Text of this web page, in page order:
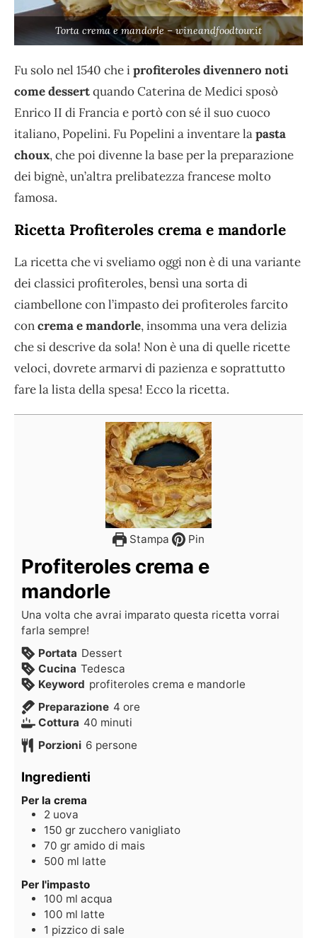
Torta crema e mandorle – wineandfoodtour.it
Fu solo nel 1540 che iprofiteroles divennero noti
come dessertquando Caterina de Medici sposò
Enrico II di Francia e portò con sé il suo cuoco
italiano, Popelini. Fu Popelini a inventare lapasta
choux, che poi divenne la base per la preparazione
dei bignè, un’altra prelibatezza francese molto
famosa.
Ricetta Profiteroles crema e mandorle
La ricetta che vi sveliamo oggi non è di una variante
dei classici profiteroles, bensì una sorta di
ciambellone con l’impasto dei profiteroles farcito
concrema e mandorle, insomma una vera delizia
che si descrive da sola! Non è una di quelle ricette
veloci, dovrete armarvi di pazienza e soprattutto
fare la lista della spesa! Ecco la ricetta.
Stampa Pin
Profiteroles crema e
mandorle
Una volta che avrai imparato questa ricetta vorrai
farla sempre!
Portata Dessert
Cucina Tedesca
Keyword profiteroles crema e mandorle
Preparazione 4 ore
Cottura 40 minuti
Porzioni 6 persone
Ingredienti
Per la crema
2 uova
150 gr zucchero vanigliato
70 gr amido di mais
500 ml latte
Per l'impasto
100 ml acqua
100 ml latte
1 pizzico di sale